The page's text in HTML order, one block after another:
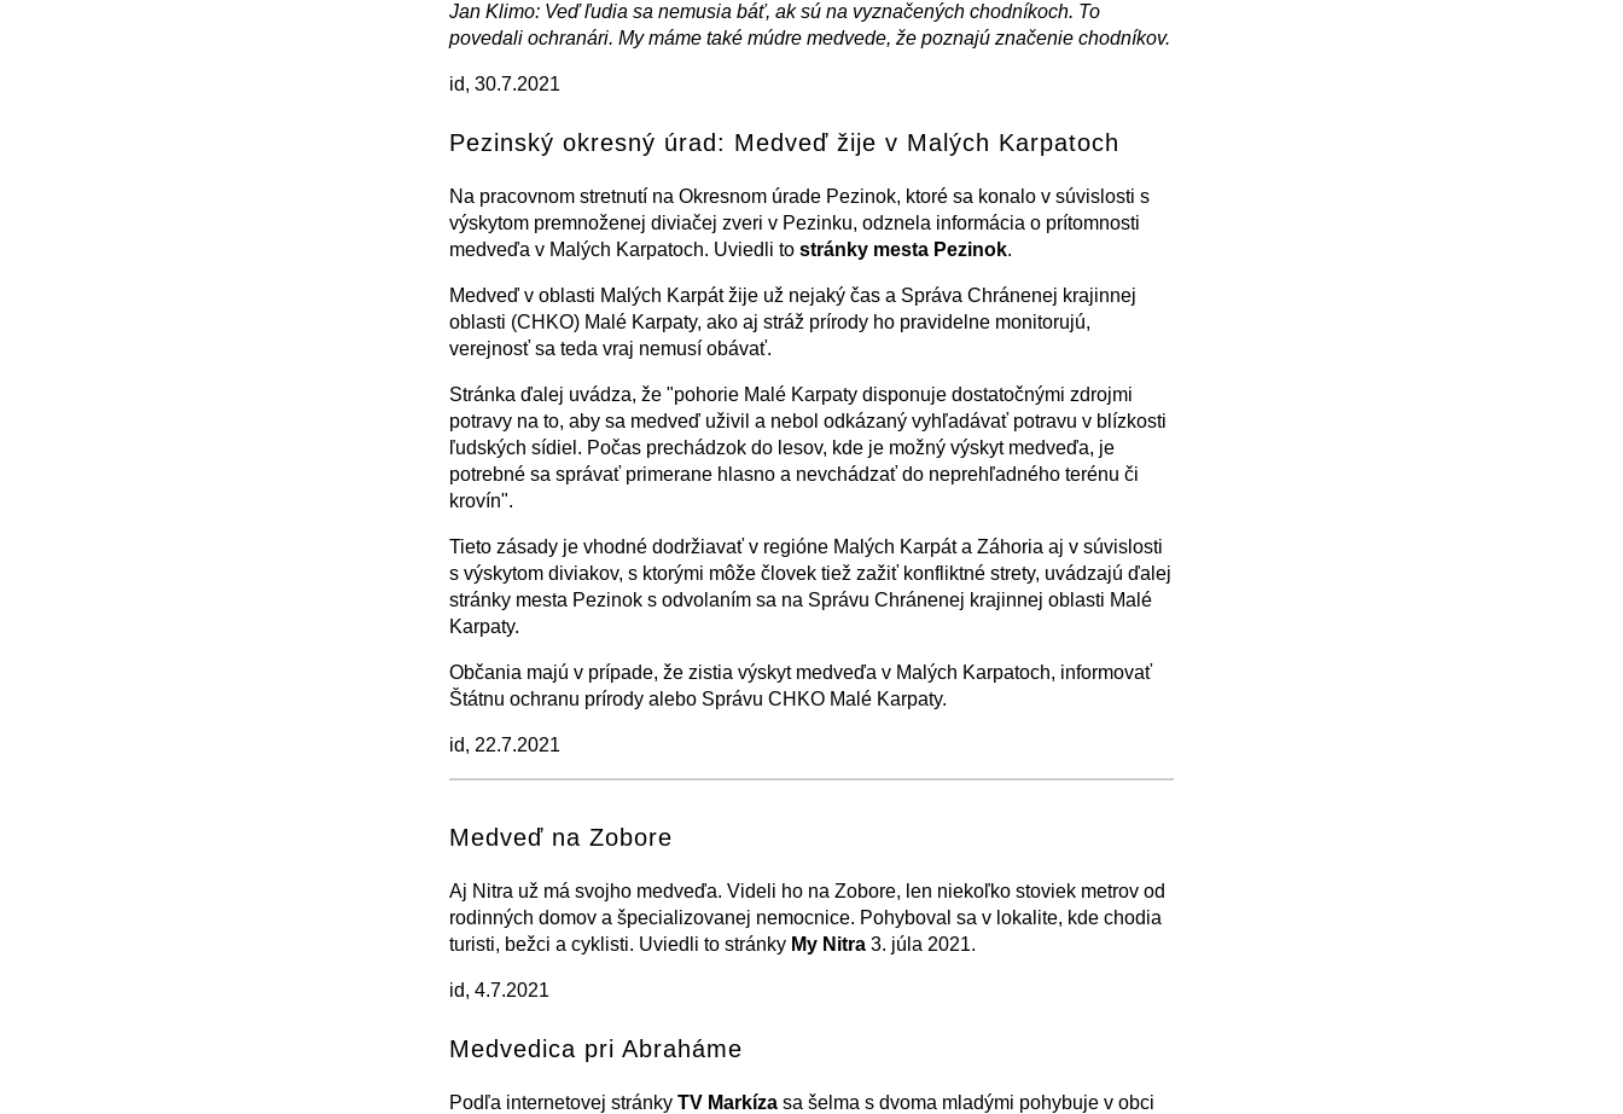
Jan Klimo: Veď ľudia sa nemusia báť, ak sú na vyznačených chodníkoch. To
povedali ochranári. My máme také múdre medvede, že poznajú značenie chodníkov.
id, 30.7.2021
Pezinský okresný úrad: Medveď žije v Malých Karpatoch
Na pracovnom stretnutí na Okresnom úrade Pezinok, ktoré sa konalo v súvislosti s
výskytom premnoženej diviačej zveri v Pezinku, odznela informácia o prítomnosti
medveďa v Malých Karpatoch. Uviedli to stránky mesta Pezinok.
Medveď v oblasti Malých Karpát žije už nejaký čas a Správa Chránenej krajinnej
oblasti (CHKO) Malé Karpaty, ako aj stráž prírody ho pravidelne monitorujú,
verejnosť sa teda vraj nemusí obávať.
Stránka ďalej uvádza, že "pohorie Malé Karpaty disponuje dostatočnými zdrojmi
potravy na to, aby sa medveď uživil a nebol odkázaný vyhľadávať potravu v blízkosti
ľudských sídiel. Počas prechádzok do lesov, kde je možný výskyt medveďa, je
potrebné sa správať primerane hlasno a nevchádzať do neprehľadného terénu či
krovín".
Tieto zásady je vhodné dodržiavať v regióne Malých Karpát a Záhoria aj v súvislosti
s výskytom diviakov, s ktorými môže človek tiež zažiť konfliktné strety, uvádzajú ďalej
stránky mesta Pezinok s odvolaním sa na Správu Chránenej krajinnej oblasti Malé
Karpaty.
Občania majú v prípade, že zistia výskyt medveďa v Malých Karpatoch, informovať
Štátnu ochranu prírody alebo Správu CHKO Malé Karpaty.
id, 22.7.2021
+ − ⛶
Medveď na Zobore
Aj Nitra už má svojho medveďa. Videli ho na Zobore, len niekoľko stoviek metrov od
rodinných domov a špecializovanej nemocnice. Pohyboval sa v lokalite, kde chodia
turisti, bežci a cyklisti. Uviedli to stránky My Nitra 3. júla 2021.
id, 4.7.2021
Medvedica pri Abraháme
Podľa internetovej stránky TV Markíza sa šelma s dvoma mladými pohybuje v obci